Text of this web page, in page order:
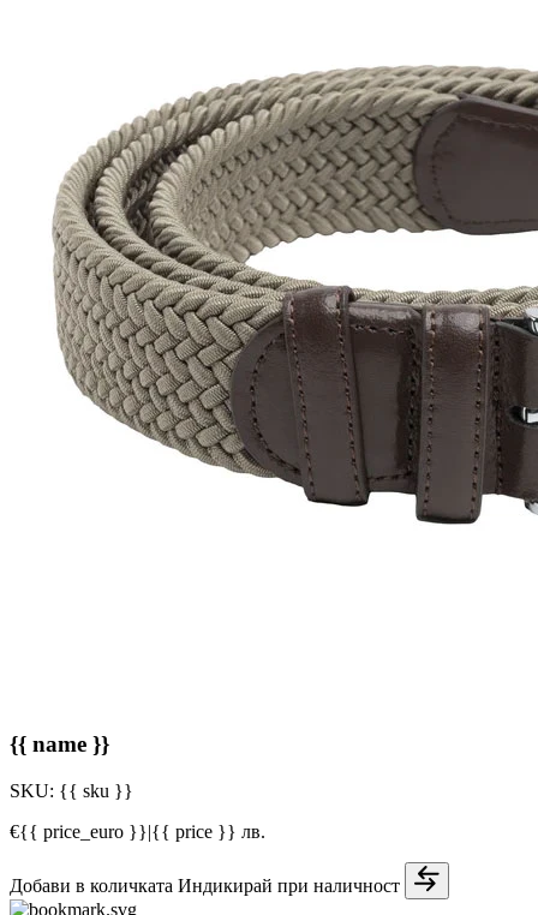
{{ name }}
SKU: {{ sku }}
€{{ price_euro }}|{{ price }} лв.
Добави в количката Индикирай при наличност